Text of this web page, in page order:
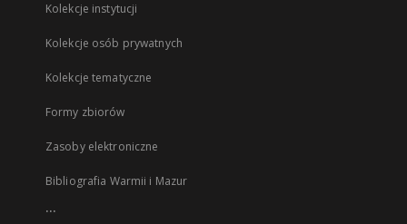
Kolekcje instytucji
Kolekcje osób prywatnych
Kolekcje tematyczne
Formy zbiorów
Zasoby elektroniczne
Bibliografia Warmii i Mazur
...